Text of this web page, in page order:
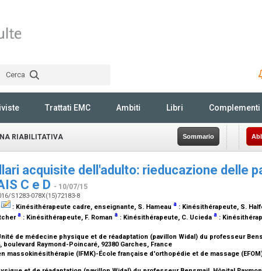
Cerca
Trattati EMC Ambiti Libri Complementi
RIABILITATIVA Sommario
acquisite dell'adulto: rieducazione delle
C e D - 10/07/15
S1283-078X(15)72183-8
: Kinésithérapeute cadre, enseignante, S. Hameau a : Kinésithérapeute, S.
a : Kinésithérapeute, F. Roman a : Kinésithérapeute, C. Ucieda a :
de médecine physique et de réadaptation (pavillon Widal) du professeur
boulevard Raymond-Poincaré, 92380 Garches, France
massokinésithérapie (IFMK)-École française d'orthopédie et de massage